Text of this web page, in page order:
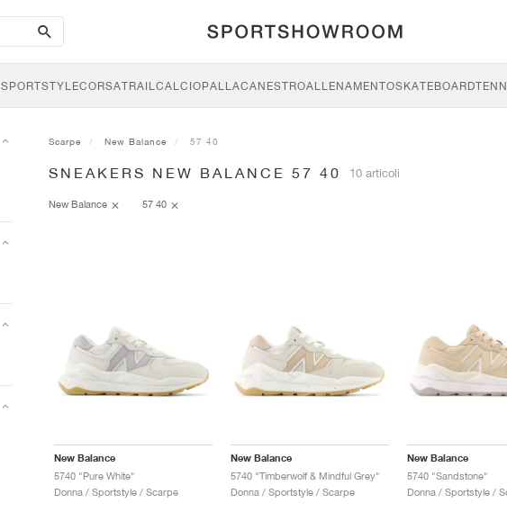
search-
btn
SPORTSTYLECORSATRAILCALCIOPALLACANESTROALLENAMENTOSKATEBOARD
Scarpe New Balance 57 40
SNEAKERS NEW BALANCE 57 40 10 articoli
New Balance 57 40
New Balance
5740 "Pure White"
Donna / Sportstyle / Scarpe
New Balance
5740 "Timberwolf & Mindful Grey"
Donna / Sportstyle / Scarpe
New Balance
5740 "Sandstone"
Donna / Sportstyle /